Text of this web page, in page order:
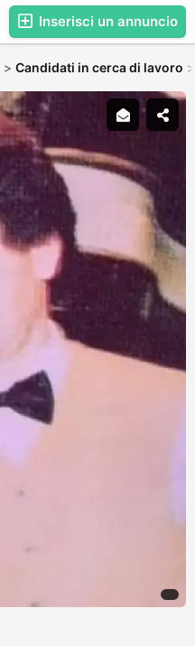
Inserisci un annuncio
> Candidati in cerca di lavoro